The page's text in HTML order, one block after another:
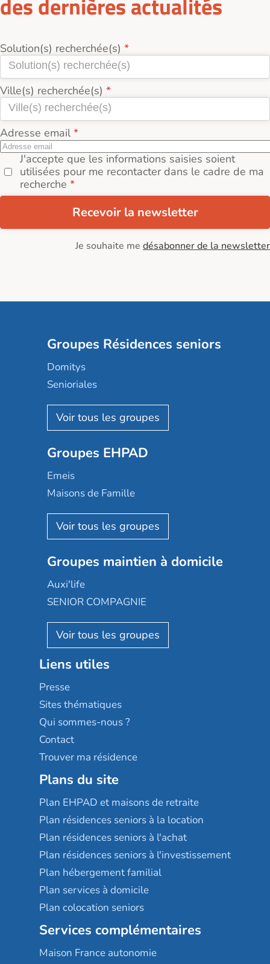
détaillées sur les conditions d’achat.
De plus, Logement-seniors.com envoie
journées portes ouvertes et les nouveaux
programmes à découvrir près de Salles-sur-Mer
(17220).
Solution(s) recherchée(s)
Ville(s) recherchée(s)
Adresse email
J'accepte que les informations saisies soient
utilisées pour me recontacter dans le cadre de ma
recherche
Recevoir la newsletter
Je souhaite me désabonner de la newsletter
Groupes Résidences seniors
Domitys
Senioriales
Nohée
Les Résidentiels
Mobicap
Domusvi
Happy Senior
Aquarelia
Nexity edenea
Les jardins d'Arcadie
Occitalia
Appartseniors
Reseda
Stella management
Les villages d'or
Sérénys
Résidences services Villa Médicis
Groupes EHPAD
Emeis
Maisons de Famille
Korian
Emera
Groupe SOS
Le Noble Âge
Almage
Résidalya
Groupe aplus
Groupes maintien à domicile
Auxi'life
SENIOR COMPAGNIE
AGE D'OR Services
Liens utiles
Presse
Sites thématiques
Qui sommes-nous ?
Contact
Trouver ma résidence
Plans du site
Plan EHPAD et maisons de retraite
Plan résidences seniors à la location
Plan résidences seniors à l'achat
Plan résidences seniors à l'investissement
Plan hébergement familial
Plan services à domicile
Plan colocation seniors
Services complémentaires
Maison France autonomie